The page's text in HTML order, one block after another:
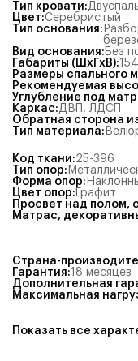
Тип кровати:
Цвет:Серебристый
Тип основания:
Вид основания: Без
Габариты (ШхГхВ):
Размеры спального
Рекомендуемая
Углубление под
Каркас:ДВП , ЛДСП
Обратная сторона
Тип материала:
Код ткани:25-396
Тип опор:
Форма опор:
Цвет опор: Графит
Просвет над полом,
Матрас,
Страна-
Гарантия:18 месяцев
Дополнительная
Максимальная
Показать все